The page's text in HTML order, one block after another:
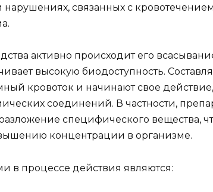
связанных с
активно происходит его
высокую биодоступность.
кровоток и начинают свое
соединений. В частности,
специфического вещества,
концентрации в организме.
в процессе действия являются: